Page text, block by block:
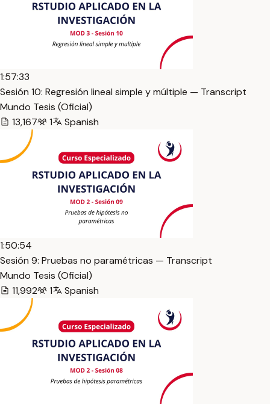
1:57:33
Sesión 10: Regresión lineal simple y múltiple — Transcript
Mundo Tesis (Oficial)
13,167
1 Spanish
1:50:54
Sesión 9: Pruebas no paramétricas — Transcript
Mundo Tesis (Oficial)
11,992
1 Spanish